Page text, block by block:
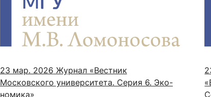
23 мар. 2026 Журнал «Вестник
Московского университета. Серия 6. Эко­
номи­ка»